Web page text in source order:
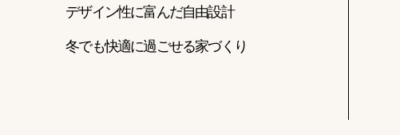
デザイン性に富んだ自由設計
冬でも快適に過ごせる家づくり